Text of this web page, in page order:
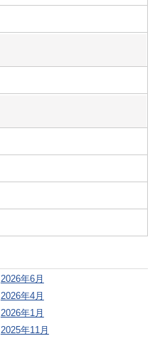
2026年6月
2026年4月
2026年1月
2025年11月